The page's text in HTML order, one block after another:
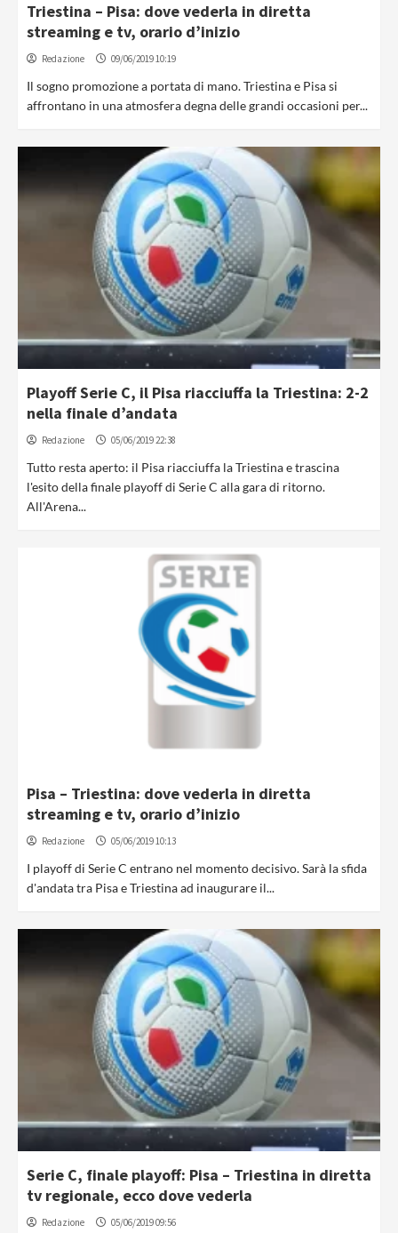
Triestina – Pisa: dove vederla in diretta
streaming e tv, orario d’inizio
Redazione 09/06/2019 10:19
Il sogno promozione a portata di mano. Triestina e Pisa si
affrontano in una atmosfera degna delle grandi occasioni per...
Playoff Serie C, il Pisa riacciuffa la Triestina: 2-2
nella finale d’andata
Redazione 05/06/2019 22:38
Tutto resta aperto: il Pisa riacciuffa la Triestina e trascina
l'esito della finale playoff di Serie C alla gara di ritorno.
All'Arena...
Pisa – Triestina: dove vederla in diretta
streaming e tv, orario d’inizio
Redazione 05/06/2019 10:13
I playoff di Serie C entrano nel momento decisivo. Sarà la sfida
d'andata tra Pisa e Triestina ad inaugurare il...
Serie C, finale playoff: Pisa – Triestina in diretta
tv regionale, ecco dove vederla
Redazione 05/06/2019 09:56